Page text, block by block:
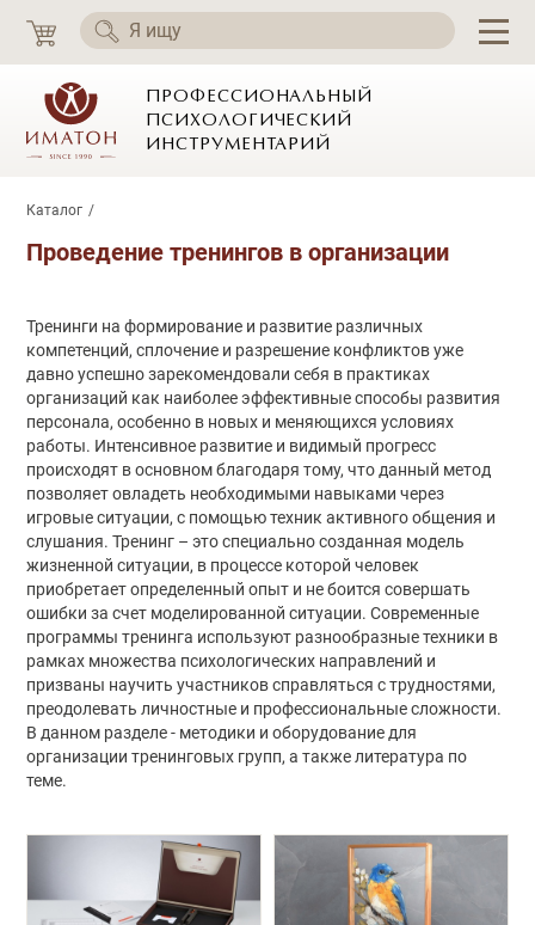
ПРОФЕССИОНАЛЬНЫЙ
ПСИХОЛОГИЧЕСКИЙ
ИНСТРУМЕНТАРИЙ
Каталог
Проведение тренингов в организации
Тренинги на формирование и развитие различных
компетенций, сплочение и разрешение конфликтов уже
давно успешно зарекомендовали себя в практиках
организаций как наиболее эффективные способы развития
персонала, особенно в новых и меняющихся условиях
работы. Интенсивное развитие и видимый прогресс
происходят в основном благодаря тому, что данный метод
позволяет овладеть необходимыми навыками через
игровые ситуации, с помощью техник активного общения и
слушания. Тренинг – это специально созданная модель
жизненной ситуации, в процессе которой человек
приобретает определенный опыт и не боится совершать
ошибки за счет моделированной ситуации. Современные
программы тренинга используют разнообразные техники в
рамках множества психологических направлений и
призваны научить участников справляться с трудностями,
преодолевать личностные и профессиональные сложности.
В данном разделе - методики и оборудование для
организации тренинговых групп, а также литература по
теме.